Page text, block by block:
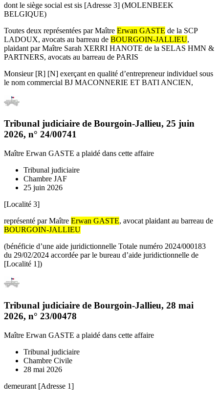
dont le siège social est sis [Adresse 3] (MOLENBEEK
BELGIQUE)
Toutes deux représentées par Maître Erwan GASTE de la SCP
LADOUX, avocats au barreau de BOURGOIN-JALLIEU,
plaidant par Maître Sarah XERRI HANOTE de la SELAS HMN &
PARTNERS, avocats au barreau de PARIS
Monsieur [R] [N] exerçant en qualité d’entrepreneur individuel sous
le nom commercial BJ MACONNERIE ET BATI ANCIEN,
Tribunal judiciaire de Bourgoin-Jallieu, 25 juin
2026, n° 24/00741
Maître Erwan GASTE a plaidé dans cette affaire
Tribunal judiciaire
Chambre JAF
25 juin 2026
[Localité 3]
représenté par Maître Erwan GASTE, avocat plaidant au barreau de
BOURGOIN-JALLIEU
(bénéficie d’une aide juridictionnelle Totale numéro 2024/000183
du 29/02/2024 accordée par le bureau d’aide juridictionnelle de
[Localité 1])
Tribunal judiciaire de Bourgoin-Jallieu, 28 mai
2026, n° 23/00478
Maître Erwan GASTE a plaidé dans cette affaire
Tribunal judiciaire
Chambre Civile
28 mai 2026
demeurant [Adresse 1]